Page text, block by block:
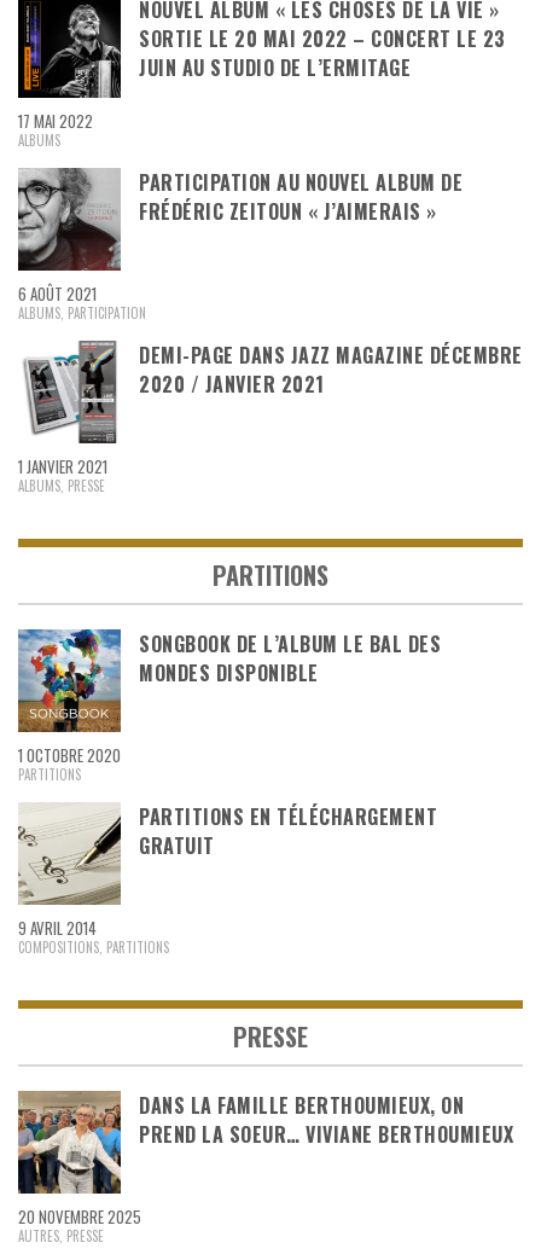
NOUVEL ALBUM « LES CHOSES DE LA VIE »
SORTIE LE 20 MAI 2022 – CONCERT LE 23
JUIN AU STUDIO DE L’ERMITAGE
17 MAI 2022
ALBUMS
PARTICIPATION AU NOUVEL ALBUM DE
FRÉDÉRIC ZEITOUN « J’AIMERAIS »
6 AOÛT 2021
ALBUMS, PARTICIPATION
DEMI-PAGE DANS JAZZ MAGAZINE DÉCEMBRE
2020 / JANVIER 2021
1 JANVIER 2021
ALBUMS, PRESSE
PARTITIONS
SONGBOOK DE L’ALBUM LE BAL DES
MONDES DISPONIBLE
1 OCTOBRE 2020
PARTITIONS
PARTITIONS EN TÉLÉCHARGEMENT
GRATUIT
9 AVRIL 2014
COMPOSITIONS, PARTITIONS
PRESSE
DANS LA FAMILLE BERTHOUMIEUX, ON
PREND LA SOEUR… VIVIANE BERTHOUMIEUX
20 NOVEMBRE 2025
AUTRES, PRESSE